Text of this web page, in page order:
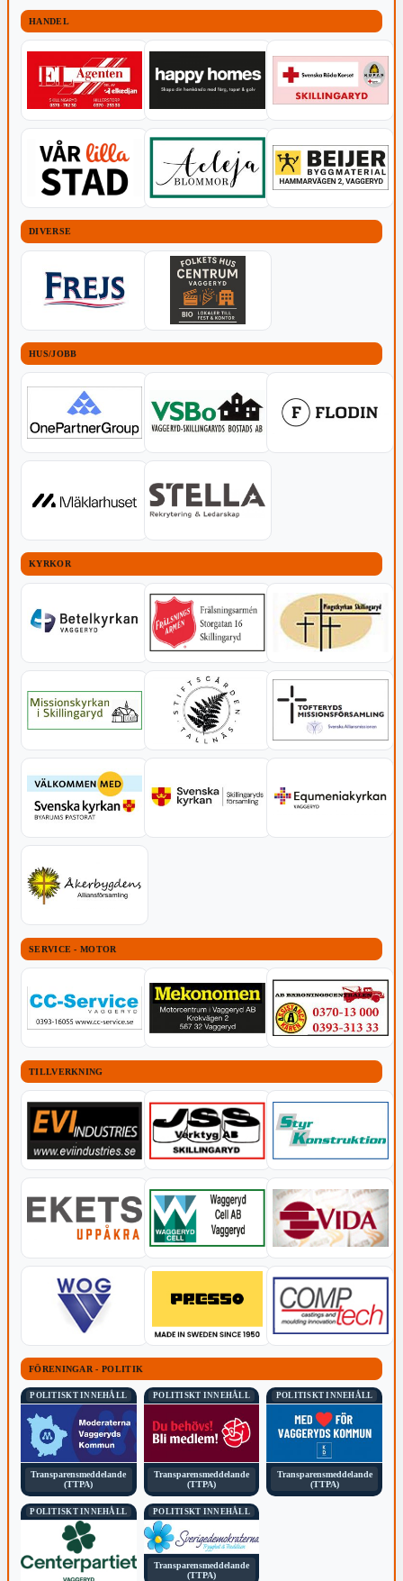
HANDEL
DIVERSE
HUS/JOBB
KYRKOR
SERVICE - MOTOR
TILLVERKNING
FÖRENINGAR - POLITIK
POLITISKT INNEHÅLL
Transparensmeddelande
(TTPA)
POLITISKT INNEHÅLL
Transparensmeddelande
(TTPA)
POLITISKT INNEHÅLL
Transparensmeddelande
(TTPA)
POLITISKT INNEHÅLL POLITISKT INNEHÅLL
Transparensmeddelande
(TTPA)